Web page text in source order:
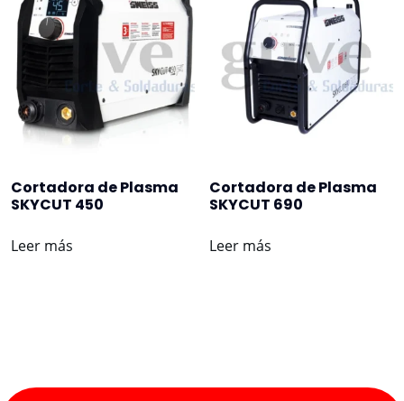
Cortadora de Plasma
SKYCUT 450
Leer más
Cortadora de Plasma
SKYCUT 690
Leer más